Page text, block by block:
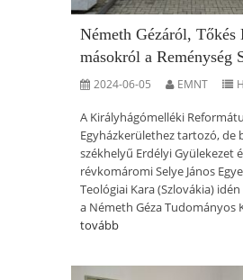
Németh Gézáról, Tőkés
másokról a Reménység
2024-06-05 EMNT
A Királyhágómelléki
Egyházkerülethez tartozó, de
székhelyű Erdélyi Gyülekezet
révkomáromi Selye János
Teológiai Kara (Szlovákia)
a Németh Géza Tudományos
tovább